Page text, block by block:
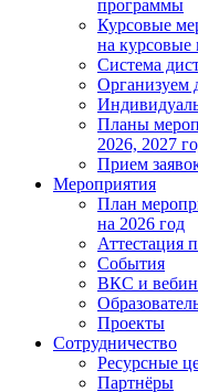
программы
Курсовые
на курсовые
Система
Организуем
Планы
2026, 2027
Прием
Мероприятия
План
на 2026 год
Аттестация
События
ВКС и
Проекты
Сотрудничество
Ресурсные
Партнёры